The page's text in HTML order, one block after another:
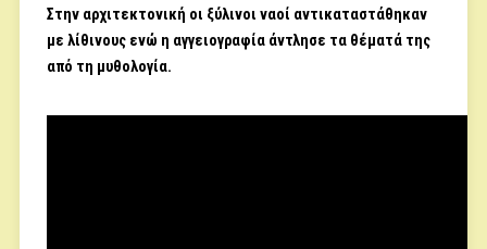
Στην αρχιτεκτονική οι ξύλινοι ναοί αντικαταστάθηκαν
με λίθινους ενώ η αγγειογραφία άντλησε τα θέματά της
από τη μυθολογία.